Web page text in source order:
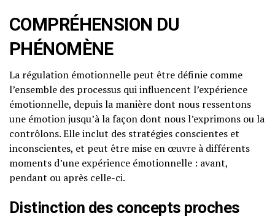
COMPRÉHENSION DU
PHÉNOMÈNE
La régulation émotionnelle peut être définie comme
l’ensemble des processus qui influencent l’expérience
émotionnelle, depuis la manière dont nous ressentons
une émotion jusqu’à la façon dont nous l’exprimons ou la
contrôlons. Elle inclut des stratégies conscientes et
inconscientes, et peut être mise en œuvre à différents
moments d’une expérience émotionnelle : avant,
pendant ou après celle-ci.
Distinction des concepts proches